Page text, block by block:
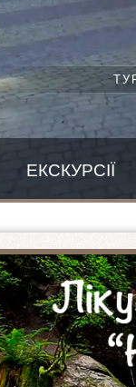
ЕКСКУРСІЇ